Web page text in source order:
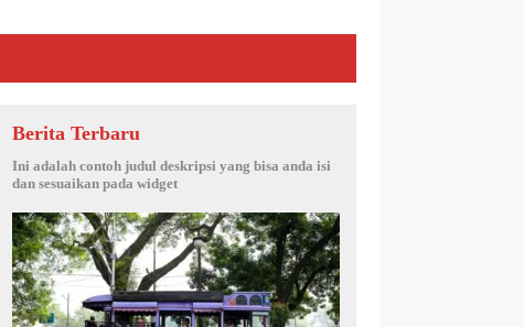
Berita Terbaru
Ini adalah contoh judul deskripsi yang bisa anda isi
dan sesuaikan pada widget